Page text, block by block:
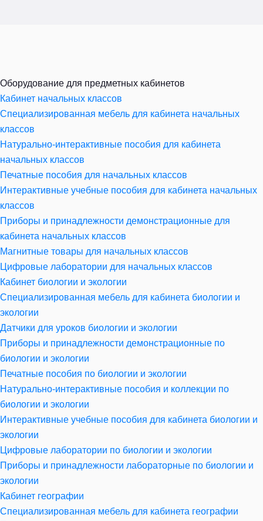
Оборудование для предметных кабинетов
Кабинет начальных классов
Специализированная мебель для кабинета начальных
классов
Натурально-интерактивные пособия для кабинета
начальных классов
Печатные пособия для начальных классов
Интерактивные учебные пособия для кабинета начальных
классов
Приборы и принадлежности демонстрационные для
кабинета начальных классов
Магнитные товары для начальных классов
Цифровые лаборатории для начальных классов
Кабинет биологии и экологии
Специализированная мебель для кабинета биологии и
экологии
Датчики для уроков биологии и экологии
Приборы и принадлежности демонстрационные по
биологии и экологии
Печатные пособия по биологии и экологии
Натурально-интерактивные пособия и коллекции по
биологии и экологии
Интерактивные учебные пособия для кабинета биологии и
экологии
Цифровые лаборатории по биологии и экологии
Приборы и принадлежности лабораторные по биологии и
экологии
Кабинет географии
Специализированная мебель для кабинета географии